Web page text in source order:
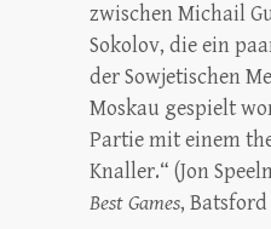
zwischen Michail
Sokolov, die ein
der Sowjetischen
Moskau gespielt
Partie mit einem
Knaller.“ (Jon
Best Games, Batsford